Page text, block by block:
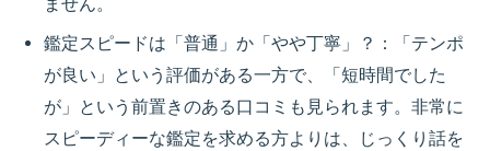
鑑定スピードは「普通」か「やや丁寧」？：
「テンポ
が良い」という評価がある一方で、「短時間でした
が」という前置きのある口コミも見られます。非常に
スピーディーな鑑定を求める方よりは、じっくり話を